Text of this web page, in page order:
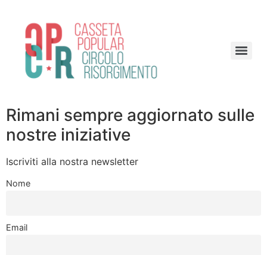
Rimani sempre aggiornato sulle
nostre iniziative
Iscriviti alla nostra newsletter
Nome
Email